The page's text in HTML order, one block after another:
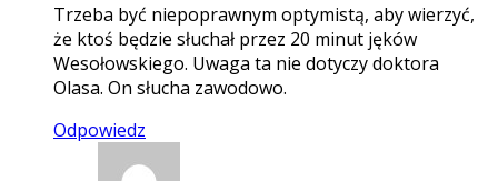
Trzeba być niepoprawnym optymistą, aby wierzyć,
że ktoś będzie słuchał przez 20 minut jęków
Wesołowskiego. Uwaga ta nie dotyczy doktora
Olasa. On słucha zawodowo.
Odpowiedz